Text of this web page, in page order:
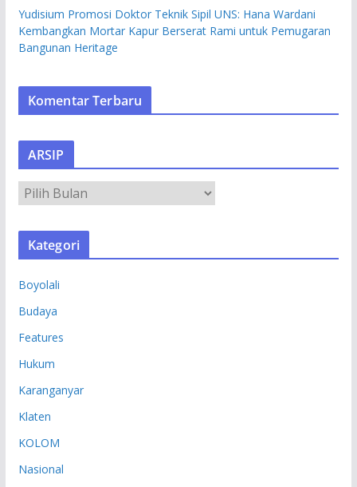
Yudisium Promosi Doktor Teknik Sipil UNS: Hana Wardani
Kembangkan Mortar Kapur Berserat Rami untuk Pemugaran
Bangunan Heritage
Komentar Terbaru
ARSIP
R
S
Kategori
Boyolali
Budaya
Features
Hukum
Karanganyar
Klaten
KOLOM
Nasional